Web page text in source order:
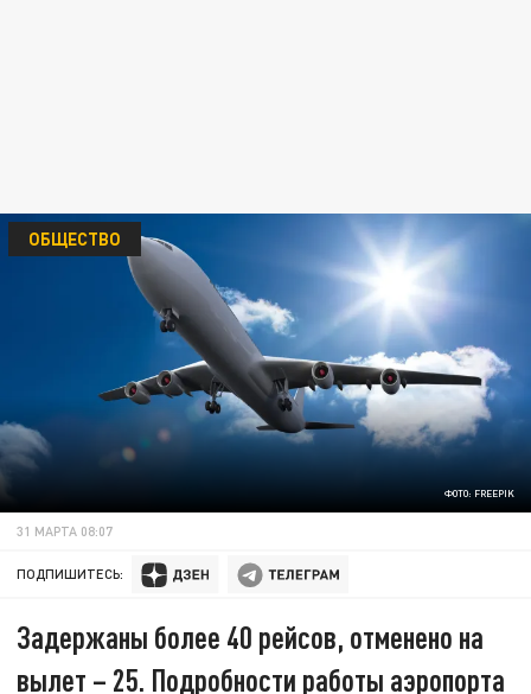
ФОТО: FREEPIK
ОБЩЕСТВО
31 МАРТА 08:07
ПОДПИШИТЕСЬ:
Задержаны более 40 рейсов, отменено на
вылет – 25. Подробности работы аэропорта